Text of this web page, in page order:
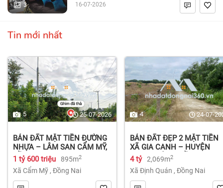
3 16-07-2026
Tin mới nhất
5 25-07-2026
BÁN ĐẤT MẶT TIỀN ĐƯỜNG
NHỰA – LÂM SAN CẨM MỸ,
ĐỒNG NAI.
1 tỷ 600 triệu 895m2
Xã Cẩm Mỹ , Đồng Nai
4 24-07-
BÁN ĐẤT ĐẸP 2 MẶT TIỀN
XÃ GIA CANH – HUYỆN
ĐỊNH QUÁN – ĐỒNG NAI dt
2.069m² 4 tỷ
4 tỷ 2,069m2
Xã Định Quán , Đồng Nai